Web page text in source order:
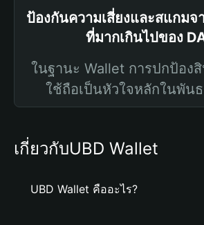
ป้องกันความเสี่ยงและสแกม
ที่มากเกินไปของ
ในฐานะ Wallet การปกป้อง
ใช้ถือเป็นหัวใจหลักในพันธ
เกี่ยวกับUBD Wallet
UBD Wallet คืออะไร?